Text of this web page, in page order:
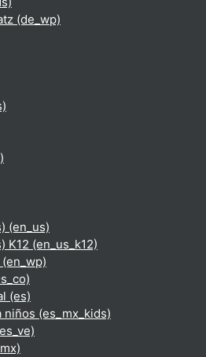
‎(de_wp)‎
‎(en_us)‎
K12 ‎(en_us_k12)‎
‎(es)‎
‎(es_mx_kids)‎